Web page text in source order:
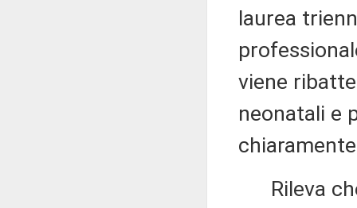
laurea
viene
neonatali e
Rileva